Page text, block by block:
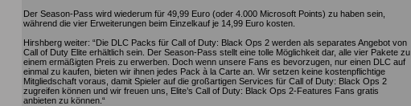
Der Season-Pass wird wiederum für 49,99 Euro (oder 4.000 Microsoft Points) zu haben sein,
während die vier Erweiterungen beim Einzelkauf je 14,99 Euro kosten.
Hirshberg weiter: “Die DLC Packs für Call of Duty: Black Ops 2 werden als separates Angebot von
Call of Duty Elite erhältlich sein. Der Season-Pass stellt eine tolle Möglichkeit dar, alle vier Pakete zu
einem ermäßigten Preis zu erwerben. Doch wenn unsere Fans es bevorzugen, nur einen DLC auf
einmal zu kaufen, bieten wir ihnen jedes Pack à la Carte an. Wir setzen keine kostenpflichtige
Mitgliedschaft voraus, damit Spieler auf die großartigen Services für Call of Duty: Black Ops 2
zugreifen können und wir freuen uns, Elite’s Call of Duty: Black Ops 2-Features Fans gratis
anbieten zu können.“